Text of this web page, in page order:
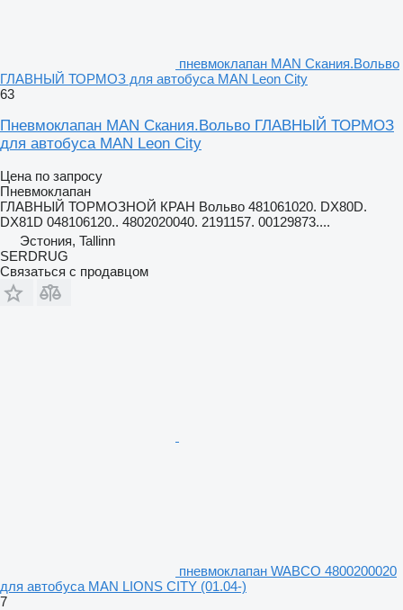
пневмоклапан MAN Скания.Вольво
ГЛАВНЫЙ ТОРМОЗ для автобуса MAN Leon City
63
Пневмоклапан MAN Скания.Вольво ГЛАВНЫЙ ТОРМОЗ
для автобуса MAN Leon City
Цена по запросу
Пневмоклапан
ГЛАВНЫЙ ТОРМОЗНОЙ КРАН Вольво 481061020. DX80D.
DX81D 048106120.. 4802020040. 2191157. 00129873....
Эстония, Tallinn
SERDRUG
Связаться с продавцом
пневмоклапан WABCO 4800200020
для автобуса MAN LIONS CITY (01.04-)
7